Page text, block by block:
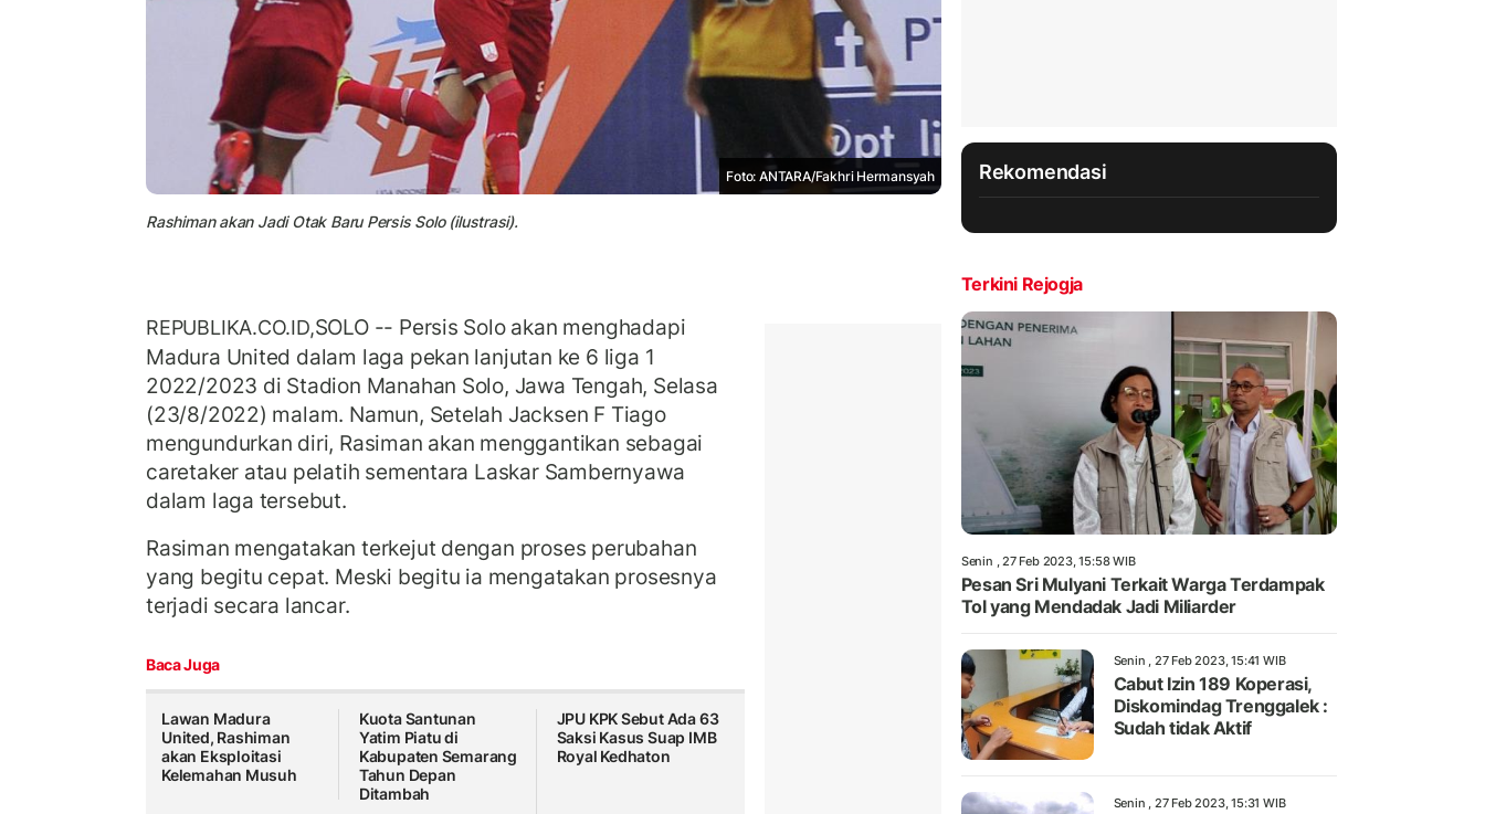
Foto: ANTARA/Fakhri Hermansyah
Rashiman akan Jadi Otak Baru Persis Solo (ilustrasi).
REPUBLIKA.CO.ID,SOLO -- Persis Solo akan menghadapi
Madura United dalam laga pekan lanjutan ke 6 liga 1
2022/2023 di Stadion Manahan Solo, Jawa Tengah, Selasa
(23/8/2022) malam. Namun, Setelah Jacksen F Tiago
mengundurkan diri, Rasiman akan menggantikan sebagai
caretaker atau pelatih sementara Laskar Sambernyawa
dalam laga tersebut.
Rasiman mengatakan terkejut dengan proses perubahan
yang begitu cepat. Meski begitu ia mengatakan prosesnya
terjadi secara lancar.
Baca Juga
Lawan Madura
United, Rashiman
akan Eksploitasi
Kelemahan Musuh
Kuota Santunan
Yatim Piatu di
Kabupaten Semarang
Tahun Depan
Ditambah
JPU KPK Sebut Ada 63
Saksi Kasus Suap IMB
Royal Kedhaton
Rekomendasi
Terkini Rejogja
Senin , 27 Feb 2023, 15:58 WIB
Pesan Sri Mulyani Terkait Warga Terdampak
Tol yang Mendadak Jadi Miliarder
Senin , 27 Feb 2023, 15:41 WIB
Cabut Izin 189 Koperasi,
Diskomindag Trenggalek :
Sudah tidak Aktif
Senin , 27 Feb 2023, 15:31 WIB